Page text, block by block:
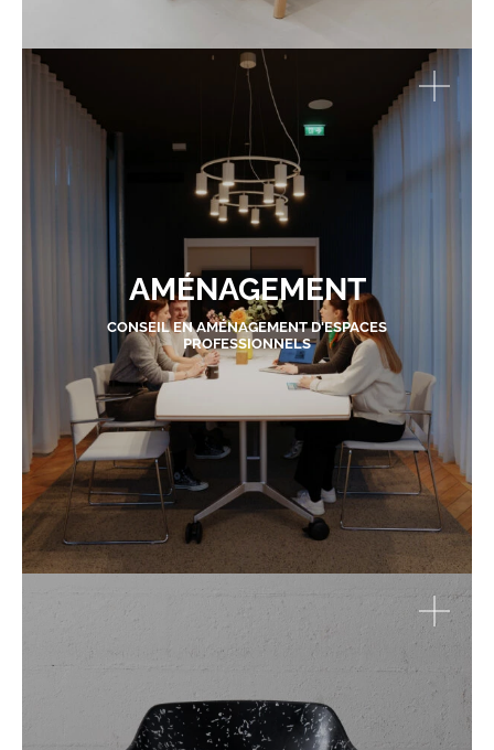
AMÉNAGEMENT
CONSEIL EN AMÉNAGEMENT D'ESPACES
PROFESSIONNELS